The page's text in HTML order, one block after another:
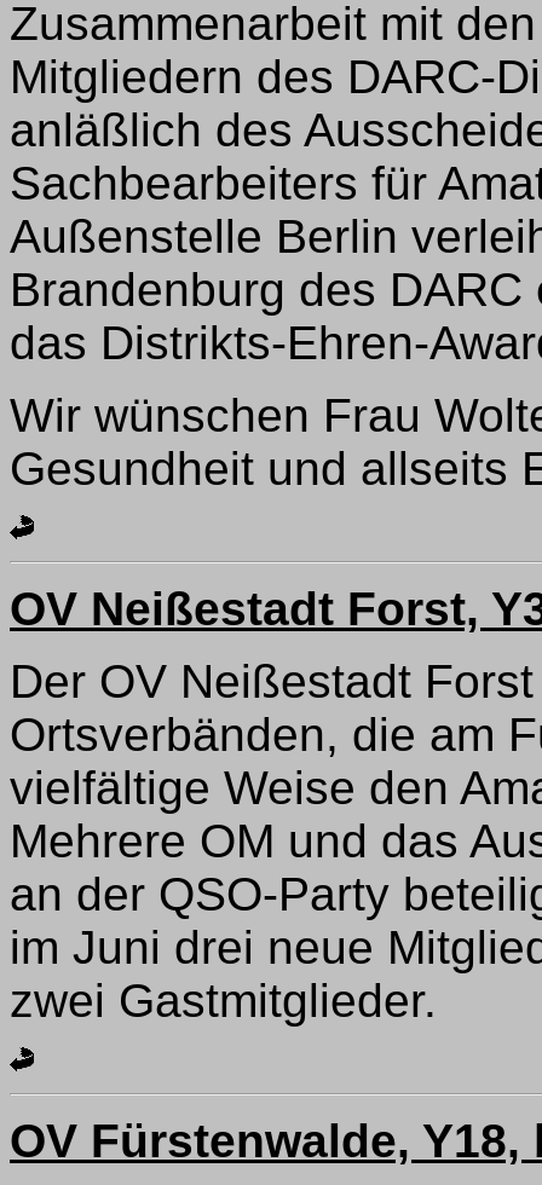
Zusammenarbeit mit
Mitgliedern des DARC-
anläßlich des
Sachbearbeiters für
Außenstelle Berlin
Brandenburg des
das Distrikts-Ehren-
Wir wünschen Frau
Gesundheit und allseits
OV Neißestadt Forst,
Der OV Neißestadt
Ortsverbänden, die am
vielfältige Weise den
Mehrere OM und das
an der QSO-Party
im Juni drei neue
zwei Gastmitglieder.
OV Fürstenwalde,